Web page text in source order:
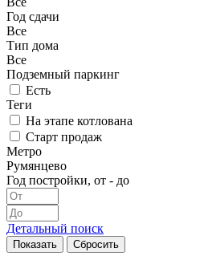
Год сдачи
Все
Тип дома
Все
Подземный паркинг
Есть
Теги
На этапе котлована
Старт продаж
Метро
Румянцево
Год постройки, от - до
Детальный поиск